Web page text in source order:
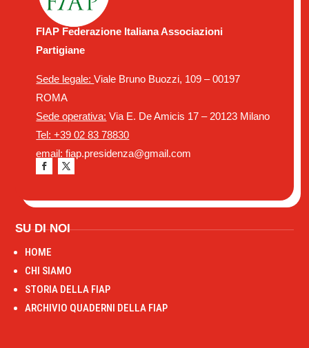
FIAP Federazione Italiana Associazioni
Partigiane
Sede legale:Viale Bruno Buozzi, 109 – 00197
ROMA
Sede operativa: Via E. De Amicis 17 – 20123 Milano
Tel: +39 02 83 78830
email: fiap.presidenza@gmail.com
SU DI NOI
HOME
CHI SIAMO
STORIA DELLA FIAP
ARCHIVIO QUADERNI DELLA FIAP